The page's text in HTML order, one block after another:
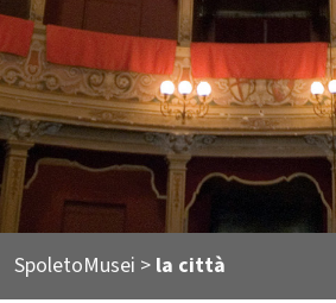
SpoletoMusei > la città